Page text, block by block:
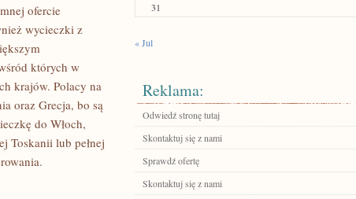
ofercie
wycieczki z
których w
krajów. Polacy na
oraz Grecja, bo są
do Włoch,
Toskanii lub pełnej
31
« Jul
Reklama:
Odwiedź stronę tutaj
Skontaktuj się z nami
Sprawdź ofertę
Skontaktuj się z nami